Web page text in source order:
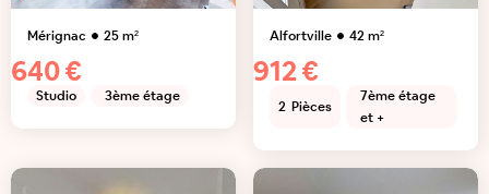
Mérignac 25m²
640 €
Studio 3ème étage
Alfortville 42m²
912 €
2 Pièces
7ème étage
et +